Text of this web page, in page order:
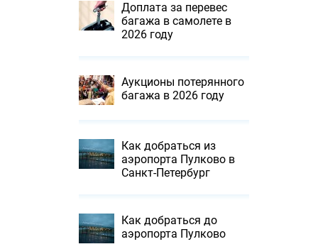
Доплата за перевес
багажа в самолете в
2026 году
Аукционы потерянного
багажа в 2026 году
Как добраться из
аэропорта Пулково в
Санкт-Петербург
Как добраться до
аэропорта Пулково